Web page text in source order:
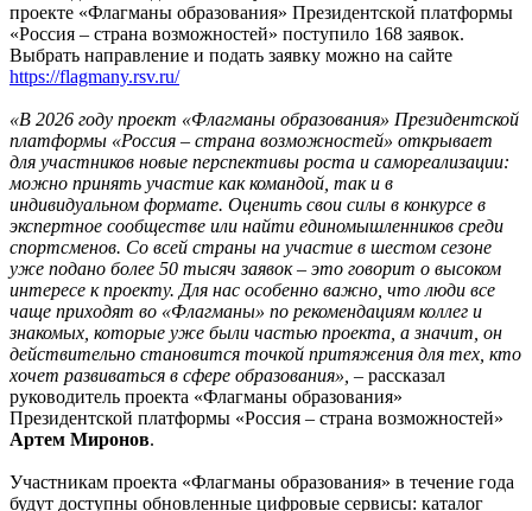
проекте «Флагманы образования» Президентской платформы
«Россия – страна возможностей» поступило 168 заявок.
Выбрать направление и подать заявку можно на сайте
https://flagmany.rsv.ru/
«В 2026 году проект «Флагманы образования» Президентской
платформы «Россия – страна возможностей» открывает
для участников новые перспективы роста и самореализации:
можно принять участие как командой, так и в
индивидуальном формате. Оценить свои силы в конкурсе в
экспертное сообществе или найти единомышленников среди
спортсменов. Со всей страны на участие в шестом сезоне
уже подано более 50 тысяч заявок – это говорит о высоком
интересе к проекту. Для нас особенно важно, что люди все
чаще приходят во «Флагманы» по рекомендациям коллег и
знакомых, которые уже были частью проекта, а значит, он
действительно становится точкой притяжения для тех, кто
хочет развиваться в сфере образования», – рассказал
руководитель проекта «Флагманы образования»
Президентской платформы «Россия – страна возможностей»
Артем Миронов.
Участникам проекта «Флагманы образования» в течение года
будут доступны обновленные цифровые сервисы: каталог